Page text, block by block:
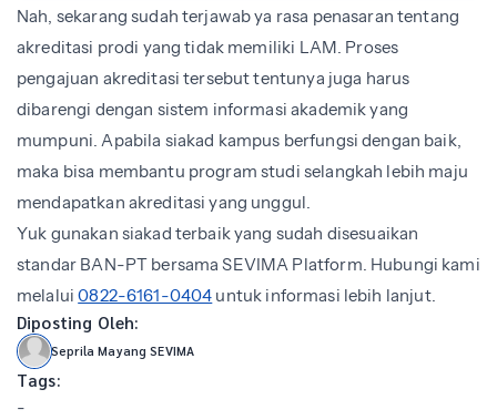
Nah, sekarang sudah terjawab ya rasa penasaran tentang
akreditasi prodi yang tidak memiliki LAM. Proses
pengajuan akreditasi tersebut tentunya juga harus
dibarengi dengan sistem informasi akademik yang
mumpuni. Apabila siakad kampus berfungsi dengan baik,
maka bisa membantu program studi selangkah lebih maju
mendapatkan akreditasi yang unggul.
Yuk gunakan siakad terbaik yang sudah disesuaikan
standar BAN-PT bersama SEVIMA Platform. Hubungi kami
melalui0822-6161-0404 untuk informasi lebih lanjut.
Diposting Oleh:
Seprila Mayang SEVIMA
Tags:
-